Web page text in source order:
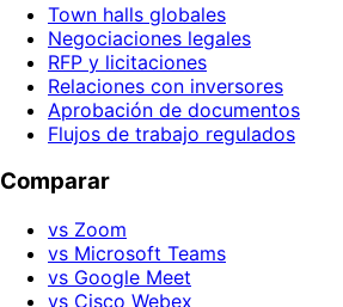
Town halls globales
Negociaciones legales
RFP y licitaciones
Relaciones con inversores
Aprobación de documentos
Flujos de trabajo regulados
Comparar
vs Zoom
vs Microsoft Teams
vs Google Meet
vs Cisco Webex